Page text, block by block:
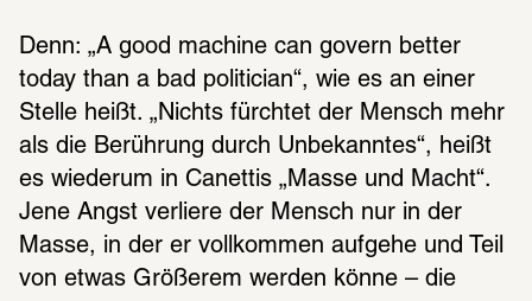
Denn: „A good machine can govern better
today than a bad politician“, wie es an einer
Stelle heißt. „Nichts fürchtet der Mensch mehr
als die Berührung durch Unbekanntes“, heißt
es wiederum in Canettis „Masse und Macht“.
Jene Angst verliere der Mensch nur in der
Masse, in der er vollkommen aufgehe und Teil
von etwas Größerem werden könne – die